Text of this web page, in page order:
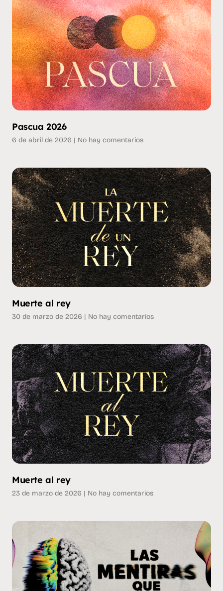
Pascua 2026
6 de abril de 2026 No hay comentarios
Muerte al rey
30 de marzo de 2026 No hay comentarios
Muerte al rey
23 de marzo de 2026 No hay comentarios